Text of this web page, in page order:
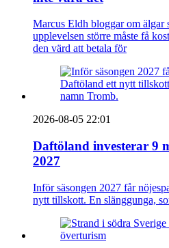
Marcus Eldh bloggar om älgar
upplevelsen större måste få
den värd att betala för
2026-08-05 22:01
Daftöland investerar 9
2027
Inför säsongen 2027 får
nytt tillskott. En slänggunga,